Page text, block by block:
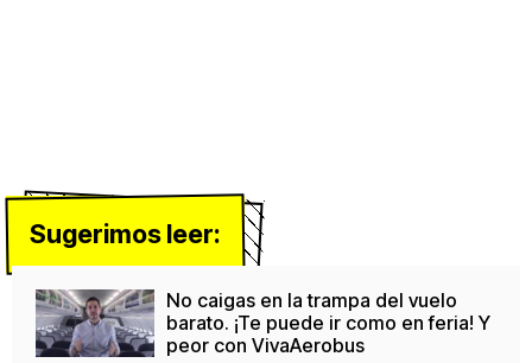
Sugerimos leer:
No caigas en la trampa del vuelo
barato. ¡Te puede ir como en feria! Y
peor con VivaAerobus